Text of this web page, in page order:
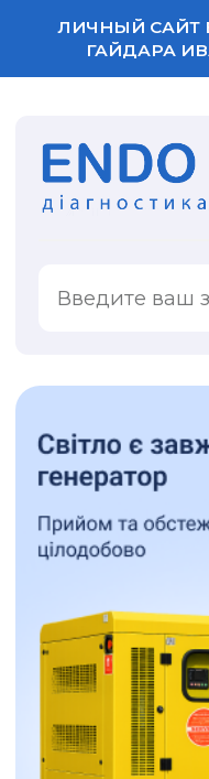
ЛИЧНЫЙ САЙТ
ГАЙДАРА
УСЛУГИ